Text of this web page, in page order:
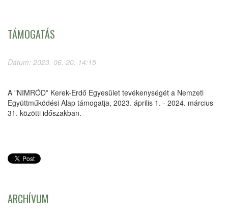
TÁMOGATÁS
Dátum: 2023. 06. 20. 14:15
A "NIMRÓD” Kerek-Erdő Egyesület tevékenységét a Nemzeti
Együttműködési Alap támogatja, 2023. április 1. - 2024. március
31. közötti időszakban.
ARCHÍVUM